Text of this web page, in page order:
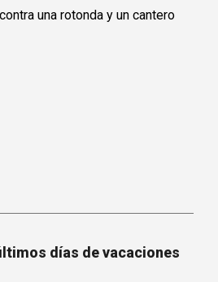
días de vacaciones